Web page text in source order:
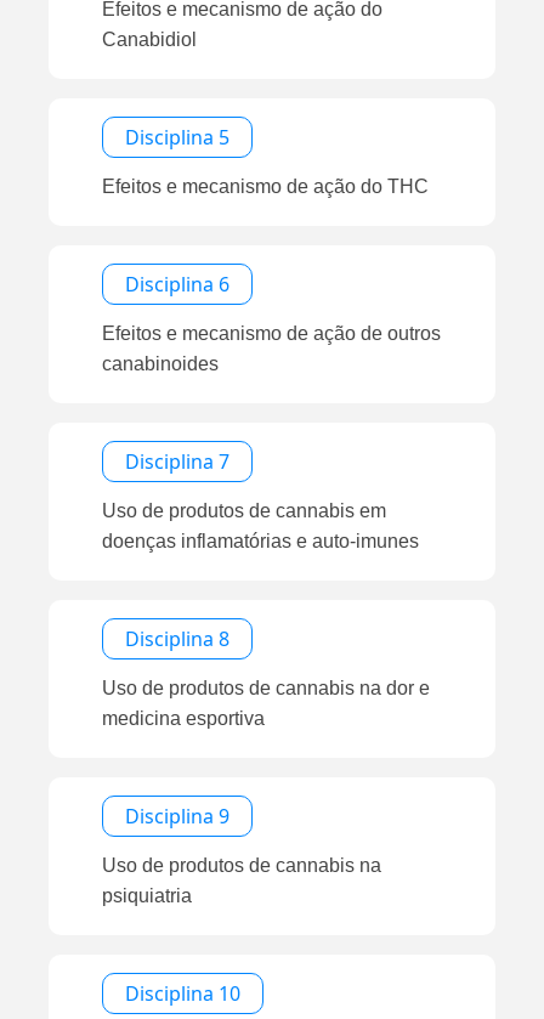
Efeitos e mecanismo de ação do
Canabidiol
Disciplina 5
Efeitos e mecanismo de ação do THC
Disciplina 6
Efeitos e mecanismo de ação de outros
canabinoides
Disciplina 7
Uso de produtos de cannabis em
doenças inflamatórias e auto-imunes
Disciplina 8
Uso de produtos de cannabis na dor e
medicina esportiva
Disciplina 9
Uso de produtos de cannabis na
psiquiatria
Disciplina 10